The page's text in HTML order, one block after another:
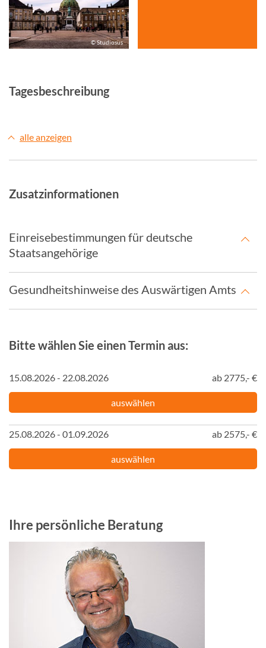
© Studiosus
Tagesbeschreibung
alle anzeigen
Zusatzinformationen
Einreisebestimmungen für deutsche
Staatsangehörige
Gesundheitshinweise des Auswärtigen Amts
Bitte wählen Sie einen Termin aus:
15.08.2026 - 22.08.2026 ab 2775,- €
auswählen
25.08.2026 - 01.09.2026 ab 2575,- €
auswählen
Ihre persönliche Beratung